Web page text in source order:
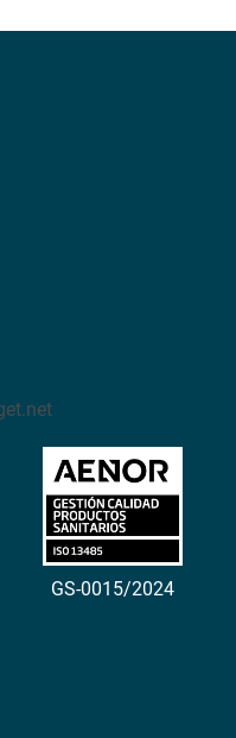
GS-0015/2024